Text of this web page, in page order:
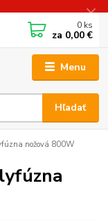
Menu
Hľadať
0 ks
za 0,00 €
nožová 800W